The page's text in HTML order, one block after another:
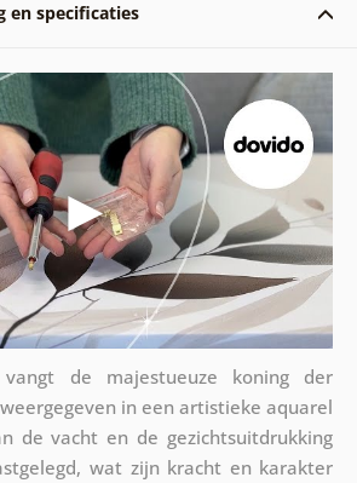
en specificaties
vangt de majestueuze koning der
in een artistieke aquarel
de vacht en de gezichtsuitdrukking
wat zijn kracht en karakter